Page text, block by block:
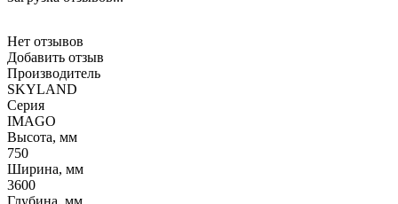
Нет отзывов
Добавить отзыв
Производитель
SKYLAND
Серия
IMAGO
Высота, мм
750
Ширина, мм
3600
Глубина, мм